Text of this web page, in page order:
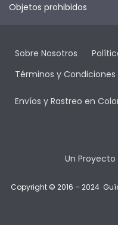
Objetos prohibidos
Sobre Nosotros
Términos y Condiciones
Envíos y Rastreo en
Un Proyecto
Copyright © 2016 – 2024